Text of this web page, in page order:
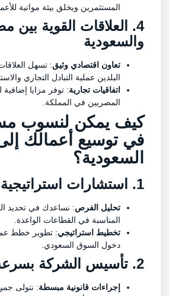
المستثمرين ويخلق بيئة مواتية
4. العلاقات القوية بين
والسعودية
تعاون اقتصادي وثيق: تسهل العلاقات
البلدين عملية التبادل التجاري
اتفاقيات تجارية: توفر مزايا إضافية
المصريين في المملكة.
كيف يمكن لنسوب
في توسيع أعمالك إلى
السعودية؟
1. استشارات استراتيجية مخصصة
تحليل الفرص: نساعدك في تحديد
المناسبة في القطاعات الواعدة.
تخطيط استراتيجي: تطوير خطط عمل
دخول السوق السعودي.
2. تأسيس الشركة بسرعة وكفاءة
إجراءات قانونية مبسطة: نتولى جميع